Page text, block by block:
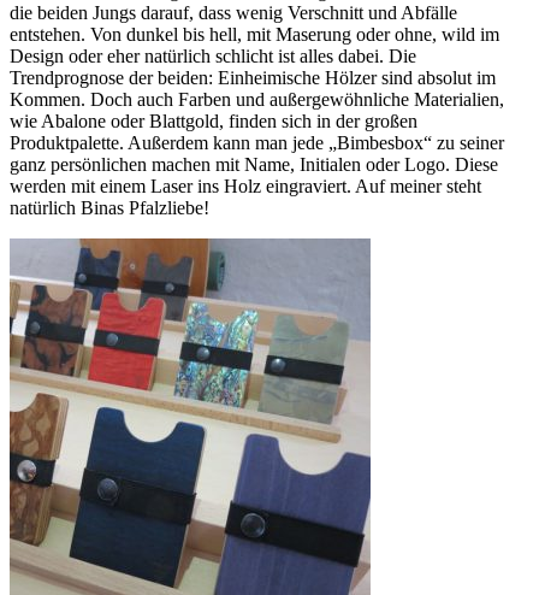
die beiden Jungs darauf, dass wenig Verschnitt und Abfälle
entstehen. Von dunkel bis hell, mit Maserung oder ohne, wild im
Design oder eher natürlich schlicht ist alles dabei. Die
Trendprognose der beiden: Einheimische Hölzer sind absolut im
Kommen. Doch auch Farben und außergewöhnliche Materialien,
wie Abalone oder Blattgold, finden sich in der großen
Produktpalette. Außerdem kann man jede „Bimbesbox“ zu seiner
ganz persönlichen machen mit Name, Initialen oder Logo. Diese
werden mit einem Laser ins Holz eingraviert. Auf meiner steht
natürlich Binas Pfalzliebe!